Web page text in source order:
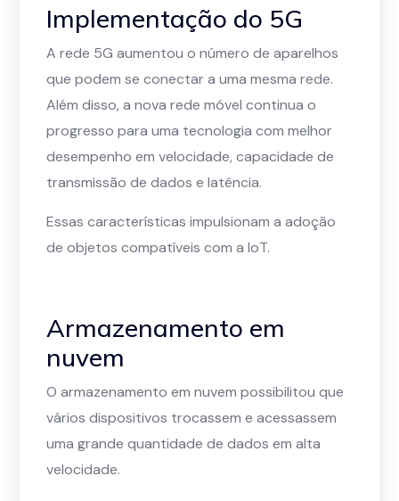
Implementação do 5G
A rede 5G aumentou o número de aparelhos
que podem se conectar a uma mesma rede.
Além disso, a nova rede móvel continua o
progresso para uma tecnologia com melhor
desempenho em velocidade, capacidade de
transmissão de dados e latência.
Essas características impulsionam a adoção
de objetos compatíveis com a IoT.
Armazenamento em
nuvem
O armazenamento em nuvem possibilitou que
vários dispositivos trocassem e acessassem
uma grande quantidade de dados em alta
velocidade.